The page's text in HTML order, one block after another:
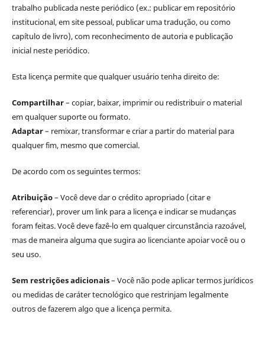
trabalho publicada neste periódico (ex.: publicar em repositório
institucional, em site pessoal, publicar uma tradução, ou como
capítulo de livro), com reconhecimento de autoria e publicação
inicial neste periódico.
Esta licença permite que qualquer usuário tenha direito de:
Compartilhar– copiar, baixar, imprimir ou redistribuir o material
em qualquer suporte ou formato.
Adaptar– remixar, transformar e criar a partir do material para
qualquer fim, mesmo que comercial.
De acordo com os seguintes termos:
Atribuição– Você deve dar o crédito apropriado (citar e
referenciar), prover um link para a licença e indicar se mudanças
foram feitas. Você deve fazê-lo em qualquer circunstância razoável,
mas de maneira alguma que sugira ao licenciante apoiar você ou o
seu uso.
Sem restrições adicionais– Você não pode aplicar termos jurídicos
ou medidas de caráter tecnológico que restrinjam legalmente
outros de fazerem algo que a licença permita.